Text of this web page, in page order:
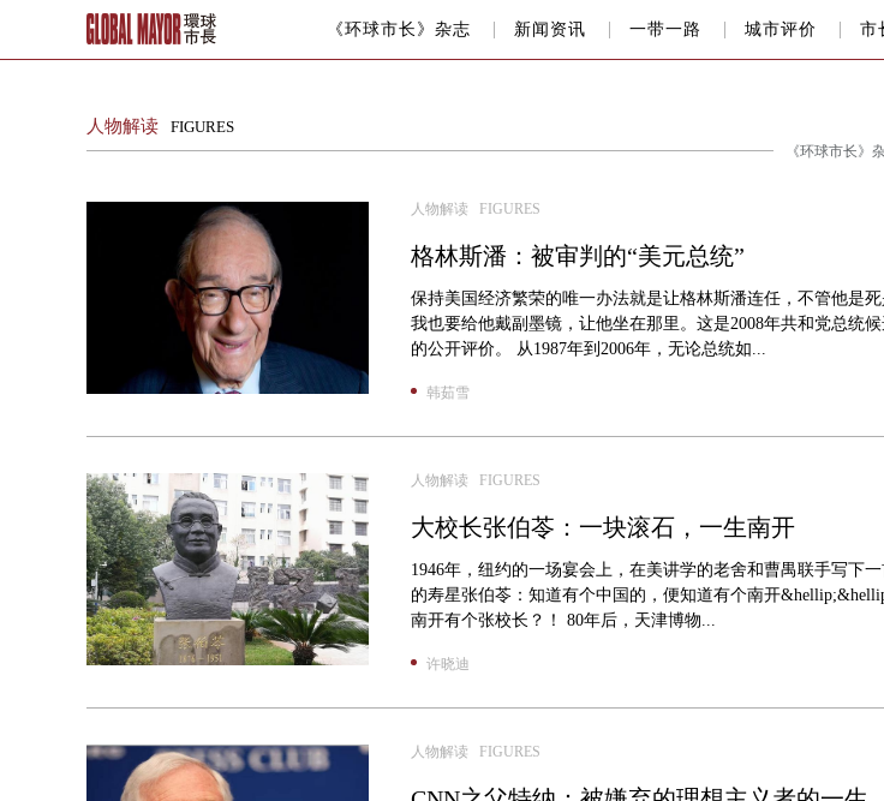
《环球市长》杂志 新闻资讯 一带一路 城市评价 市
人物解读FIGURES
《环球市长
人物解读 FIGURES
格林斯潘：被审判的“美元总统”
保持美国经济繁荣的唯一办法就是让格林斯潘连任，不管他是死
我也要给他戴副墨镜，让他坐在那里。这是2008年共和党总统
的公开评价。 从1987年到2006年，无论总统如...
韩茹雪
人物解读 FIGURES
大校长张伯苓：一块滚石，一生南开
1946年，纽约的一场宴会上，在美讲学的老舍和曹禺联手写下
的寿星张伯苓：知道有个中国的，便知道有个南开
南开有个张校长？！ 80年后，天津博物...
许晓迪
人物解读 FIGURES